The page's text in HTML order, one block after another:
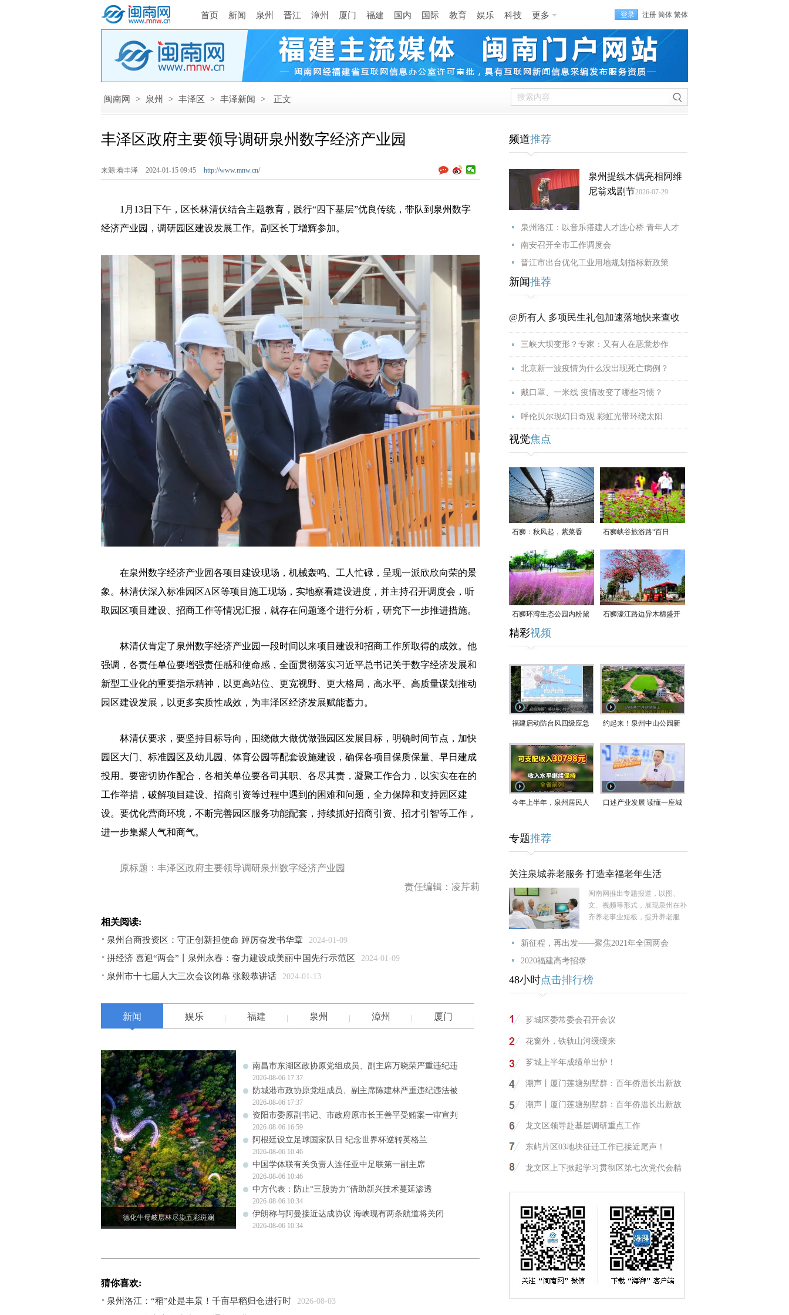
首页 新闻 泉州 晋江 漳州 厦门 福建 国内 国际 教育 娱乐 科技 更多 登录 注册 简体 繁体
闽南网 > 泉州 > 丰泽区 > 丰泽新闻 > 正文
丰泽区政府主要领导调研泉州数字经济产业园
来源:看丰泽 2024-01-15 09:45 http://www.mnw.cn/
1月13日下午，区长林清伏结合主题教育，践行“四下基层”优良传统，带队到泉州数字
经济产业园，调研园区建设发展工作。副区长丁增辉参加。
在泉州数字经济产业园各项目建设现场，机械轰鸣、工人忙碌，呈现一派欣欣向荣的景
象。林清伏深入标准园区A区等项目施工现场，实地察看建设进度，并主持召开调度会，听
取园区项目建设、招商工作等情况汇报，就存在问题逐个进行分析，研究下一步推进措施。
林清伏肯定了泉州数字经济产业园一段时间以来项目建设和招商工作所取得的成效。他
强调，各责任单位要增强责任感和使命感，全面贯彻落实习近平总书记关于数字经济发展和
新型工业化的重要指示精神，以更高站位、更宽视野、更大格局，高水平、高质量谋划推动
园区建设发展，以更多实质性成效，为丰泽区经济发展赋能蓄力。
林清伏要求，要坚持目标导向，围绕做大做优做强园区发展目标，明确时间节点，加快
园区大门、标准园区及幼儿园、体育公园等配套设施建设，确保各项目保质保量、早日建成
投用。要密切协作配合，各相关单位要各司其职、各尽其责，凝聚工作合力，以实实在在的
工作举措，破解项目建设、招商引资等过程中遇到的困难和问题，全力保障和支持园区建
设。要优化营商环境，不断完善园区服务功能配套，持续抓好招商引资、招才引智等工作，
进一步集聚人气和商气。
原标题：丰泽区政府主要领导调研泉州数字经济产业园
责任编辑：凌芹莉
相关阅读:
泉州台商投资区：守正创新担使命 踔厉奋发书华章 2024-01-09
拼经济 喜迎“两会”丨泉州永春：奋力建设成美丽中国先行示范区 2024-01-09
泉州市十七届人大三次会议闭幕 张毅恭讲话 2024-01-13
新闻 娱乐 福建 泉州 漳州 厦门
德化牛母岐层林尽染五彩斑斓
南昌市东湖区政协原党组成员、副主席万晓荣严重违纪违
2026-08-06 17:37
防城港市政协原党组成员、副主席陈建林严重违纪违法被
2026-08-06 17:37
资阳市委原副书记、市政府原市长王善平受贿案一审宣判
2026-08-06 16:59
阿根廷设立足球国家队日 纪念世界杯逆转英格兰
2026-08-06 10:46
中国学体联有关负责人连任亚中足联第一副主席
2026-08-06 10:46
中方代表：防止“三股势力”借助新兴技术蔓延渗透
2026-08-06 10:34
伊朗称与阿曼接近达成协议 海峡现有两条航道将关闭
2026-08-06 10:34
猜你喜欢:
泉州洛江：“稻”处是丰景！千亩早稻归仓进行时 2026-08-03
频道推荐
泉州提线木偶亮相阿维
尼翁戏剧节2026-07-29
泉州洛江：以音乐搭建人才连心桥 青年人才
南安召开全市工作调度会
晋江市出台优化工业用地规划指标新政策
新闻推荐
@所有人 多项民生礼包加速落地快来查收
三峡大坝变形？专家：又有人在恶意炒作
北京新一波疫情为什么没出现死亡病例？
戴口罩、一米线 疫情改变了哪些习惯？
呼伦贝尔现幻日奇观 彩虹光带环绕太阳
视觉焦点
石狮：秋风起，紫菜香 石狮峡谷旅游路“百日
草”争相斗艳
石狮环湾生态公园内粉黛
乱子草盛放
石狮濠江路边异木棉盛开
精彩视频
福建启动防台风四级应急
9日在长江口至福建北部
一带沿海登陆
约起来！泉州中山公园新
今年上半年，泉州居民人 口述产业发展 读懂一座城
专题推荐
关注泉城养老服务 打造幸福老年生活
闽南网推出专题报道，以图、
文、视频等形式，展现泉州在补
齐养老事业短板，提升养老服
新征程，再出发——聚焦2021年全国两会
2020福建高考招录
48小时点击排行榜
芗城区委常委会召开会议
花窗外，铁轨山河缓缓来
芗城上半年成绩单出炉！
潮声丨厦门莲塘别墅群：百年侨厝长出新故
潮声丨厦门莲塘别墅群：百年侨厝长出新故
龙文区领导赴基层调研重点工作
东屿片区03地块征迁工作已接近尾声！
龙文区上下掀起学习贯彻区第七次党代会精